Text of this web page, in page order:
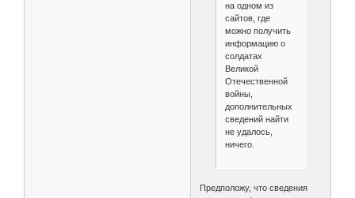
на одном из
сайтов, где
можно получить
информацию о
солдатах
Великой
Отечественной
войны,
дополнительных
сведений найти
не удалось,
ничего.
Предположу, что сведения